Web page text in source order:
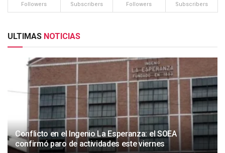
Followers Subscribers Followers Subscribers
ULTIMAS NOTICIAS
Conflicto en el Ingenio La Esperanza: el SOEA
confirmó paro de actividades este viernes